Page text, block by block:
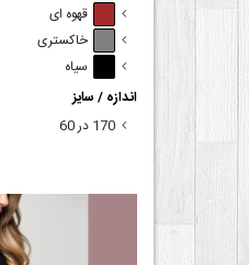
قهوه ای
خاکستری
سیاه
اندازه / سایز
170 در 60